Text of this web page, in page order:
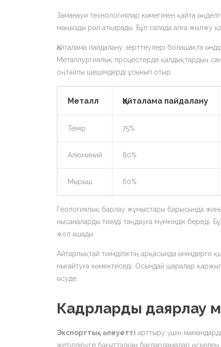
Заманауи технологиялар көмегімен қайта
маңызды рөл атқарады. Бұл салада алға жылжу
Қайталама пайдалану зерттеулері болашақта
Металлургиялық процестерде қалдықтардың
оңтайлы шешімдерді ұсынып отыр.
Металл Қайталама пайдалану
Темір 75%
Алюминий 80%
Мырыш 60%
Геологиялық барлау жұмыстары барысында
нысаналарды тиімді таңдауға мүмкіндік
жол ашады.
Айтарлықтай тиімділіктің арқасында
нығайтуға көмектеседі. Осындай шаралар
өсуде.
Кадрларды даярлау
Экспорттық әлеуетті арттыру үшін
жетілдіруге бағытталған бағдарламалар